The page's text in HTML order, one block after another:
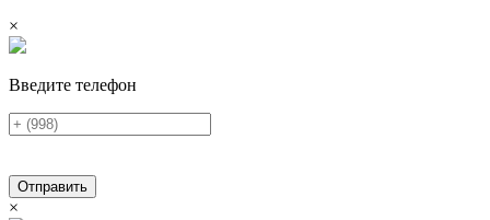
×
Введите телефон
Отправить
×